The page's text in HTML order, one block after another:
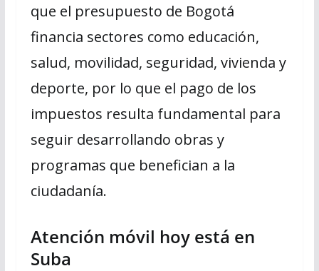
que el presupuesto de Bogotá
financia sectores como educación,
salud, movilidad, seguridad, vivienda y
deporte, por lo que el pago de los
impuestos resulta fundamental para
seguir desarrollando obras y
programas que benefician a la
ciudadanía.
Atención móvil hoy está en
Suba